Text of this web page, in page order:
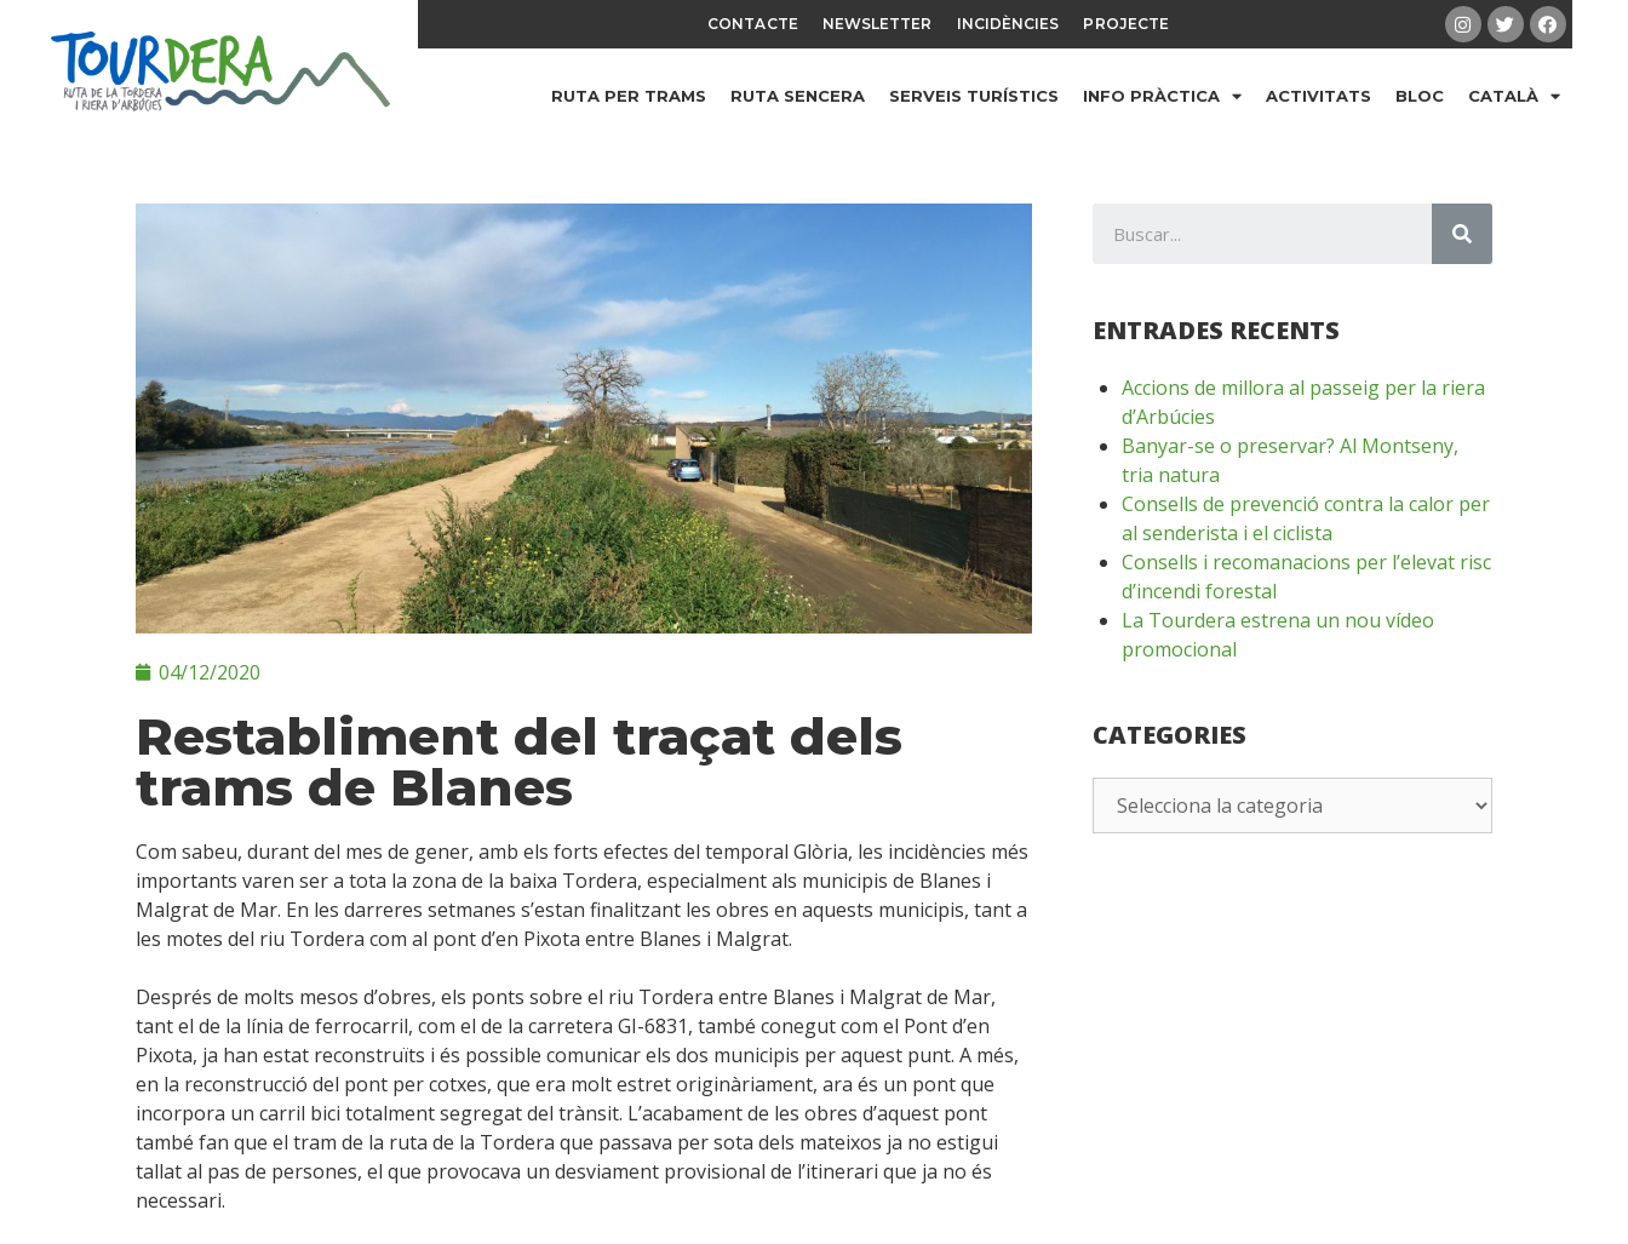
CONTACTE NEWSLETTER INCIDÈNCIES PROJECTE
RUTA PER TRAMS RUTA SENCERA SERVEIS TURÍSTICS INFO PRÀCTICA ACTIVITATS BLOC CATALÀ
04/12/2020
Restabliment del traçat dels
trams de Blanes
Com sabeu, durant del mes de gener, amb els forts efectes del temporal Glòria, les incidències més
importants varen ser a tota la zona de la baixa Tordera, especialment als municipis de Blanes i
Malgrat de Mar. En les darreres setmanes s’estan finalitzant les obres en aquests municipis, tant a
les motes del riu Tordera com al pont d’en Pixota entre Blanes i Malgrat.
Després de molts mesos d’obres, els ponts sobre el riu Tordera entre Blanes i Malgrat de Mar,
tant el de la línia de ferrocarril, com el de la carretera GI-6831, també conegut com el Pont d’en
Pixota, ja han estat reconstruïts i és possible comunicar els dos municipis per aquest punt. A més,
en la reconstrucció del pont per cotxes, que era molt estret originàriament, ara és un pont que
incorpora un carril bici totalment segregat del trànsit. L’acabament de les obres d’aquest pont
també fan que el tram de la ruta de la Tordera que passava per sota dels mateixos ja no estigui
tallat al pas de persones, el que provocava un desviament provisional de l’itinerari que ja no és
necessari.
ENTRADES RECENTS
Accions de millora al passeig per la riera
d’Arbúcies
Banyar-se o preservar? Al Montseny,
tria natura
Consells de prevenció contra la calor per
al senderista i el ciclista
Consells i recomanacions per l’elevat risc
d’incendi forestal
La Tourdera estrena un nou vídeo
promocional
CATEGORIES